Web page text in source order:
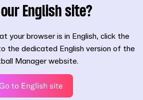
ilk kez
tanıyor
için size daha fazla yol
ve kulübünüzün
English site?
your browser is in English, click the
the dedicated English version of the
Manager website.
to English site